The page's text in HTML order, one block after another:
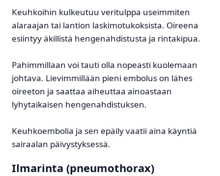
Keuhkoihin kulkeutuu veritulppa useimmiten
alaraajan tai lantion laskimotukoksista. Oireena
esiintyy äkillistä hengenahdistusta ja rintakipua.
Pahimmillaan voi tauti olla nopeasti kuolemaan
johtava. Lievimmillään pieni embolus on lähes
oireeton ja saattaa aiheuttaa ainoastaan
lyhytaikaisen hengenahdistuksen.
Keuhkoembolia ja sen epäily vaatii aina käyntiä
sairaalan päivystyksessä.
Ilmarinta (pneumothorax)